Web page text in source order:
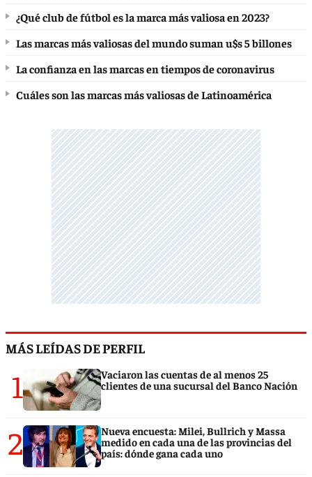
¿Qué club de fútbol es la marca más valiosa en 2023?
Las marcas más valiosas del mundo suman u$s 5 billones
La confianza en las marcas en tiempos de coronavirus
Cuáles son las marcas más valiosas de Latinoamérica
MÁS LEÍDAS DE PERFIL
1
Vaciaron las cuentas de al menos 25
clientes de una sucursal del Banco Nación
2
Nueva encuesta: Milei, Bullrich y Massa
medido en cada una de las provincias del
país: dónde gana cada uno